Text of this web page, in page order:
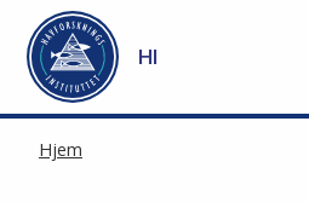
Gå til hovedinnhold
HI
Hjem